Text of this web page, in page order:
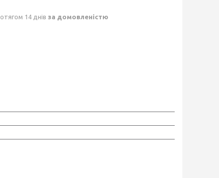
14 днів за домовленістю